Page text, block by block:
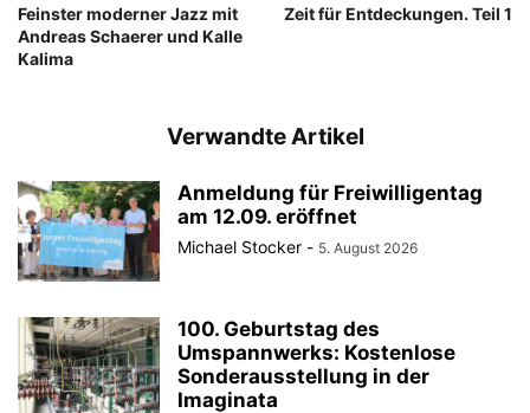
Feinster moderner Jazz mit
Andreas Schaerer und Kalle
Kalima
Zeit für Entdeckungen. Teil 1
Verwandte Artikel
Anmeldung für Freiwilligentag
am 12.09. eröffnet
Michael Stocker - 5. August 2026
100. Geburtstag des
Umspannwerks: Kostenlose
Sonderausstellung in der
Imaginata